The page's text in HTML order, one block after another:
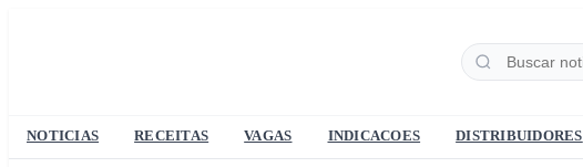
NOTICIAS RECEITAS VAGAS INDICACOES DISTRIBUIDORES